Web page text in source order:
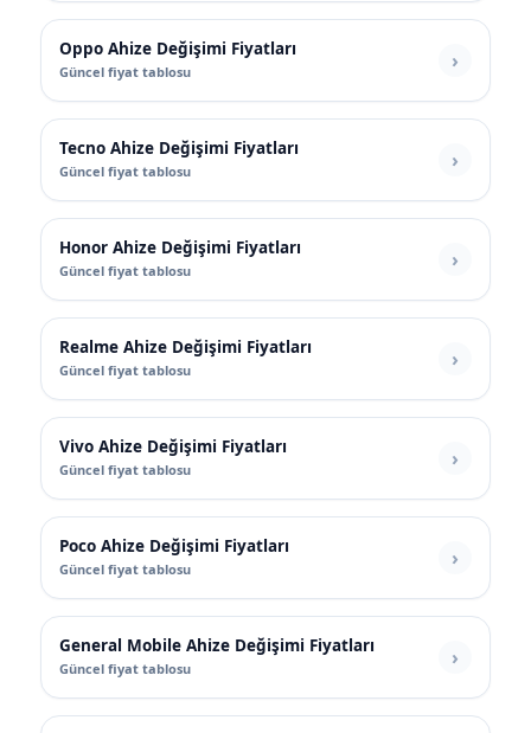
Oppo Ahize Değişimi Fiyatları
Güncel fiyat tablosu
Tecno Ahize Değişimi Fiyatları
Güncel fiyat tablosu
Honor Ahize Değişimi Fiyatları
Güncel fiyat tablosu
Realme Ahize Değişimi Fiyatları
Güncel fiyat tablosu
Vivo Ahize Değişimi Fiyatları
Güncel fiyat tablosu
Poco Ahize Değişimi Fiyatları
Güncel fiyat tablosu
General Mobile Ahize Değişimi Fiyatları
Güncel fiyat tablosu